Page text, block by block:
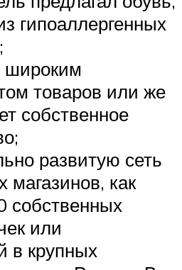
гипоаллергенных
широким
товаров или же
собственное
развитую сеть
магазинов, как
собственных
или
в крупных